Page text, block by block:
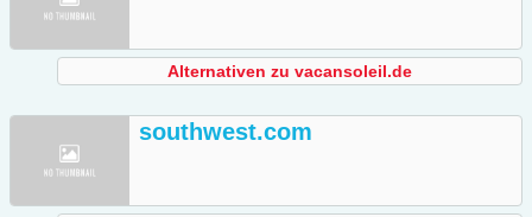
Alternativen zu vacansoleil.de
southwest.com